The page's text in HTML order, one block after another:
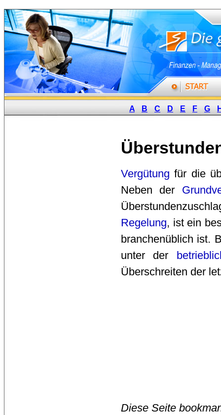
A B C D E F G
Vergütung für die
Neben der
Regelung, ist ein
branchenüblich ist.
unter der
Überschreiten der
Diese Seite